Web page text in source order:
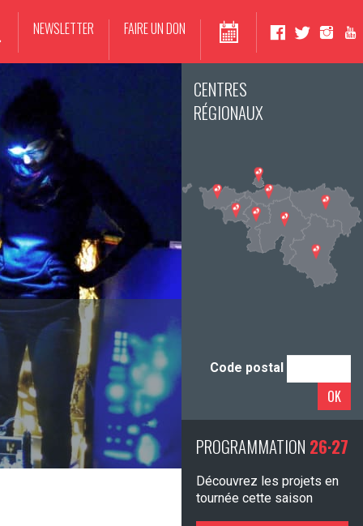
FAIRE UN DON
NEWSLETTER
CENTRES
RÉGIONAUX
Code postal
OK
PROGRAMMATION 26·27
Découvrez les projets en
tournée cette saison